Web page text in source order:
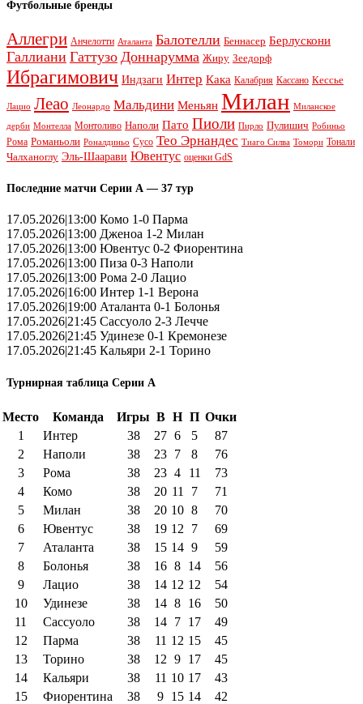
Футбольные бренды
Аллегри Анчелотти Аталанта Балотелли Беннасер Берлускони
Галлиани Гаттузо Доннарумма Жиру Зеедорф
Ибрагимович Индзаги Интер Кака Калабрия Кассано Кессье
Лацио Леао Леонардо Мальдини Меньян Милан Миланское
дерби Монтелла Монтоливо Наполи Пато Пиоли Пирло Пулишич Робиньо
Рома Романьоли Роналдиньо Сусо Тео Эрнандес Тиаго Силва Томори Тонали
Чалханоглу Эль-Шаарави Ювентус оценки GdS
Последние матчи Серии А — 37 тур
17.05.2026|13:00 Комо 1-0 Парма
17.05.2026|13:00 Дженоа 1-2 Милан
17.05.2026|13:00 Ювентус 0-2 Фиорентина
17.05.2026|13:00 Пиза 0-3 Наполи
17.05.2026|13:00 Рома 2-0 Лацио
17.05.2026|16:00 Интер 1-1 Верона
17.05.2026|19:00 Аталанта 0-1 Болонья
17.05.2026|21:45 Сассуоло 2-3 Лечче
17.05.2026|21:45 Удинезе 0-1 Кремонезе
17.05.2026|21:45 Кальяри 2-1 Торино
Турнирная таблица Серии А
Место Команда Игры В Н П Очки
1
Интер 38 27 6 5
87
2
Наполи 38 23 7 8
76
3
Рома 38 23 4 11
73
4
Комо 38 20 11 7
71
5
Милан 38 20 10 8
70
6
Ювентус 38 19 12 7
69
7
Аталанта 38 15 14 9
59
8
Болонья 38 16 8 14
56
9
Лацио 38 14 12 12
54
10
Удинезе 38 14 8 16
50
11
Сассуоло 38 14 7 17
49
12
Парма 38 11 12 15
45
13
Торино 38 12 9 17
45
14
Кальяри 38 11 10 17
43
15
Фиорентина 38 9 15 14
42